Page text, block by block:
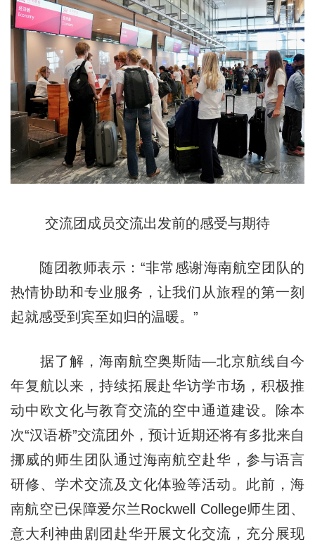
交流团成员交流出发前的感受与期待
随团教师表示：“非常感谢海南航空团队的
热情协助和专业服务，让我们从旅程的第一刻
起就感受到宾至如归的温暖。”
据了解，海南航空奥斯陆—北京航线自今
年复航以来，持续拓展赴华访学市场，积极推
动中欧文化与教育交流的空中通道建设。除本
次“汉语桥”交流团外，预计近期还将有多批来自
挪威的师生团队通过海南航空赴华，参与语言
研修、学术交流及文化体验等活动。此前，海
南航空已保障爱尔兰Rockwell College师生团、
意大利神曲剧团赴华开展文化交流，充分展现